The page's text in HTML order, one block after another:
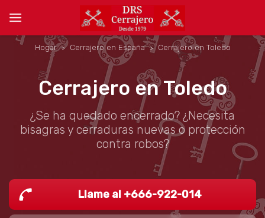
Hogar Cerrajero en España Cerrajero en Toledo
Cerrajero en Toledo
¿Se ha quedado encerrado? ¿Necesita
bisagras y cerraduras nuevas o protección
contra robos?
Llame al +666-922-014